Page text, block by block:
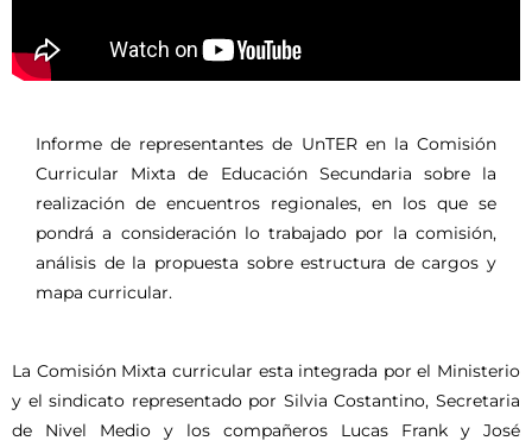
Informe de representantes de UnTER en la Comisión
Curricular Mixta de Educación Secundaria sobre la
realización de encuentros regionales, en los que se
pondrá a consideración lo trabajado por la comisión,
análisis de la propuesta sobre estructura de cargos y
mapa curricular.
La Comisión Mixta curricular esta integrada por el Ministerio
y el sindicato representado por Silvia Costantino, Secretaria
de Nivel Medio y los compañeros Lucas Frank y José